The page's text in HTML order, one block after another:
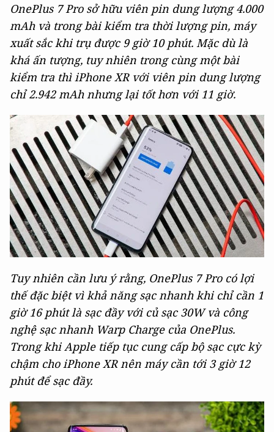
OnePlus 7 Pro sở hữu viên pin dung lượng 4.000
mAh và trong bài kiểm tra thời lượng pin, máy
xuất sắc khi trụ được 9 giờ 10 phút. Mặc dù là
khá ấn tượng, tuy nhiên trong cùng một bài
kiểm tra thì iPhone XR với viên pin dung lượng
chỉ 2.942 mAh nhưng lại tốt hơn với 11 giờ.
Tuy nhiên cần lưu ý rằng, OnePlus 7 Pro có lợi
thế đặc biệt vì khả năng sạc nhanh khi chỉ cần 1
giờ 16 phút là sạc đầy với củ sạc 30W và công
nghệ sạc nhanh Warp Charge của OnePlus.
Trong khi Apple tiếp tục cung cấp bộ sạc cực kỳ
chậm cho iPhone XR nên máy cần tới 3 giờ 12
phút để sạc đầy.